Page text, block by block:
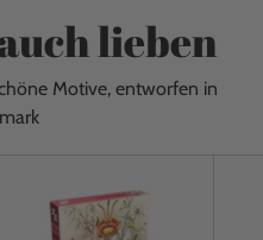
lieben
Motive, entworfen in